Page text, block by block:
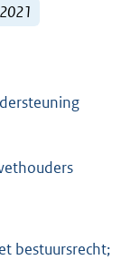
bestuursrecht;